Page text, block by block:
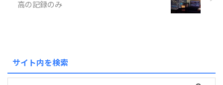
高の記録のみ
サイト内を検索